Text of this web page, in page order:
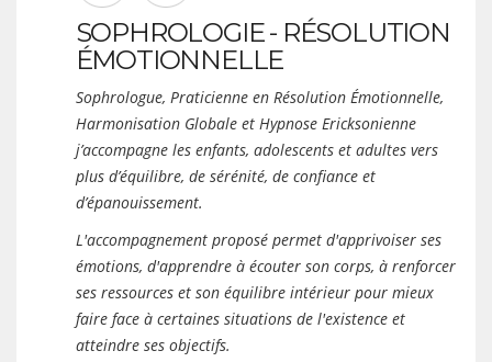
SOPHROLOGIE - RÉSOLUTION
ÉMOTIONNELLE
Sophrologue, Praticienne en Résolution Émotionnelle,
Harmonisation Globale et Hypnose Ericksonienne
j’accompagne les enfants, adolescents et adultes vers
plus d’équilibre, de sérénité, de confiance et
d’épanouissement.
L'accompagnement proposé permet d'apprivoiser ses
émotions, d'apprendre à écouter son corps, à renforcer
ses ressources et son équilibre intérieur pour mieux
faire face à certaines situations de l'existence et
atteindre ses objectifs.